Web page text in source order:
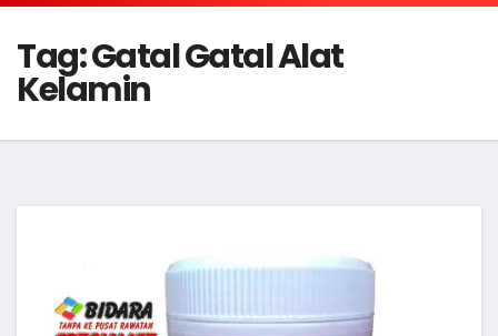
Tag:Gatal Gatal Alat
Kelamin